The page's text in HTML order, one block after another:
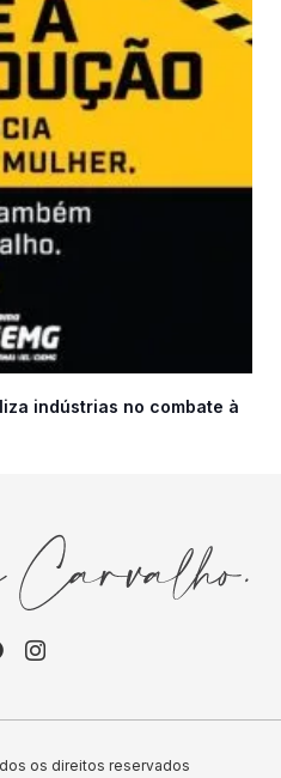
indústrias no combate à
os direitos reservados